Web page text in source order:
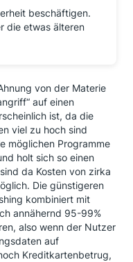
beschäftigen.
die etwas älteren
von der Materie
auf einen
ist, da die
viel zu hoch sind
möglichen Programme
holt sich so einen
da Kosten von zirka
Die günstigeren
kombiniert mit
annähernd 95-99%
also wenn der Nutzer
auf
Kreditkartenbetrug,